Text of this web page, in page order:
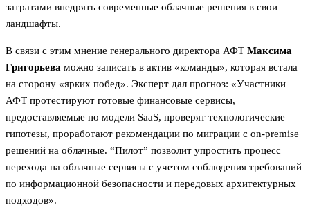
затратами внедрять современные облачные решения в свои
ландшафты.
В связи с этим мнение генерального директора АФТ Максима
Григорьева можно записать в актив «команды», которая встала
на сторону «ярких побед». Эксперт дал прогноз: «Участники
АФТ протестируют готовые финансовые сервисы,
предоставляемые по модели SaaS, проверят технологические
гипотезы, проработают рекомендации по миграции с on-premise
решений на облачные. “Пилот” позволит упростить процесс
перехода на облачные сервисы с учетом соблюдения требований
по информационной безопасности и передовых архитектурных
подходов».